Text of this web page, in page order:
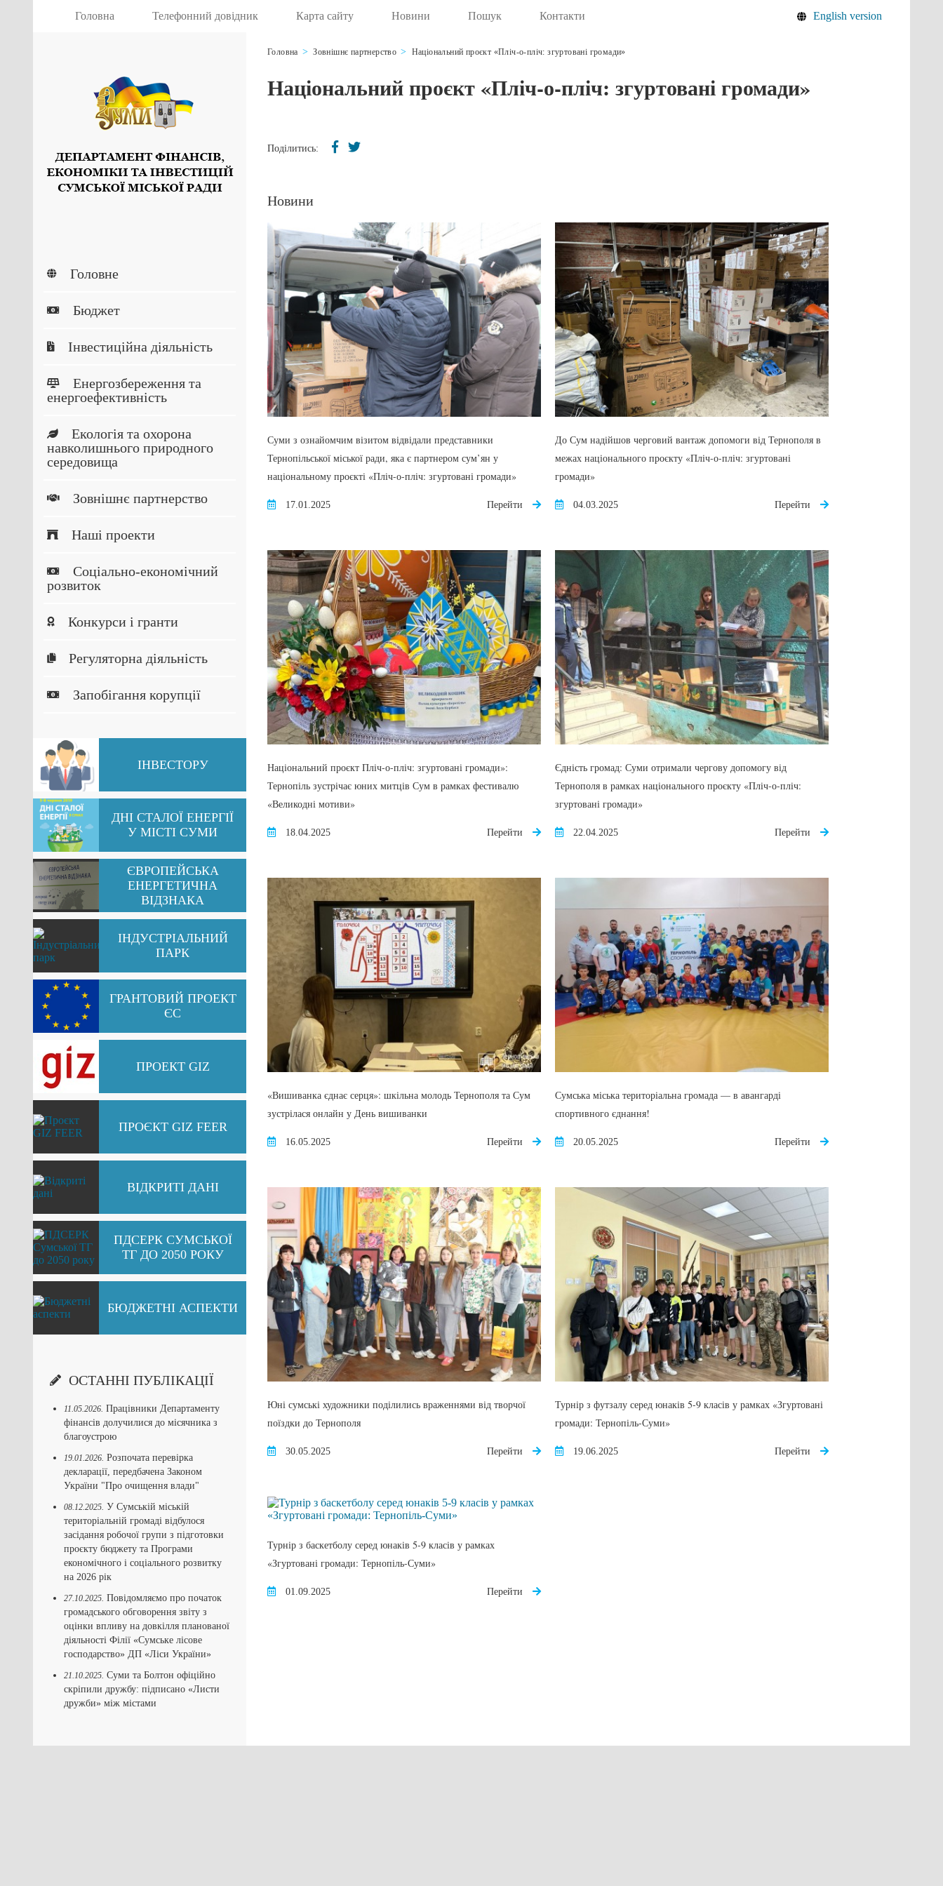
Головна Телефонний довідник Карта сайту Новини Пошук Контакти English version
Головне
Бюджет
Інвестиційна діяльність
Енергозбереження та
енергоефективність
Екологія та охорона
навколишнього природного
середовища
Зовнішнє партнерство
Наші проекти
Соціально-економічний
розвиток
Конкурси і гранти
Регуляторна діяльність
Запобігання корупції
ІНВЕСТОРУ
ДНІ СТАЛОЇ ЕНЕРГІЇ
У МІСТІ СУМИ
ЄВРОПЕЙСЬКА
ЕНЕРГЕТИЧНА
ВІДЗНАКА
ІНДУСТРІАЛЬНИЙ
ПАРК
ГРАНТОВИЙ ПРОЕКТ
ЄС
ПРОЕКТ GIZ
ПРОЄКТ GIZ FEER
ВІДКРИТІ ДАНІ
ПДСЕРК СУМСЬКОЇ
ТГ ДО 2050 РОКУ
БЮДЖЕТНІ АСПЕКТИ
ОСТАННІ ПУБЛІКАЦІЇ
11.05.2026. Працівники Департаменту
фінансів долучилися до місячника з
благоустрою
19.01.2026. Розпочата перевірка
декларації, передбачена Законом
України "Про очищення влади"
08.12.2025. У Сумській міській
територіальній громаді відбулося
засідання робочої групи з підготовки
проєкту бюджету та Програми
економічного і соціального розвитку
на 2026 рік
27.10.2025. Повідомляємо про початок
громадського обговорення звіту з
оцінки впливу на довкілля планованої
діяльності Філії «Сумське лісове
господарство» ДП «Ліси України»
21.10.2025. Суми та Болтон офіційно
скріпили дружбу: підписано «Листи
дружби» між містами
Головна Зовнішнє партнерство Національний проєкт «Пліч-о-пліч: згуртовані громади»
Національний проєкт «Пліч-о-пліч: згуртовані громади»
Поділитись:
Новини
Суми з ознайомчим візитом відвідали представники
Тернопільської міської ради, яка є партнером сум’ян у
національному проєкті «Пліч-о-пліч: згуртовані громади»
17.01.2025 Перейти
До Сум надійшов черговий вантаж допомоги від Тернополя в
межах національного проєкту «Пліч-о-пліч: згуртовані
громади»
04.03.2025 Перейти
Національний проєкт Пліч-о-пліч: згуртовані громади»:
Тернопіль зустрічає юних митців Сум в рамках фестивалю
«Великодні мотиви»
18.04.2025 Перейти
Єдність громад: Суми отримали чергову допомогу від
Тернополя в рамках національного проєкту «Пліч-о-пліч:
згуртовані громади»
22.04.2025 Перейти
«Вишиванка єднає серця»: шкільна молодь Тернополя та Сум
зустрілася онлайн у День вишиванки
16.05.2025 Перейти
Сумська міська територіальна громада — в авангарді
спортивного єднання!
20.05.2025 Перейти
Юні сумські художники поділились враженнями від творчої
поїздки до Тернополя
30.05.2025 Перейти
Турнір з футзалу серед юнаків 5-9 класів у рамках «Згуртовані
громади: Тернопіль-Суми»
19.06.2025 Перейти
Турнір з баскетболу серед юнаків 5-9 класів у рамках
«Згуртовані громади: Тернопіль-Суми»
01.09.2025 Перейти